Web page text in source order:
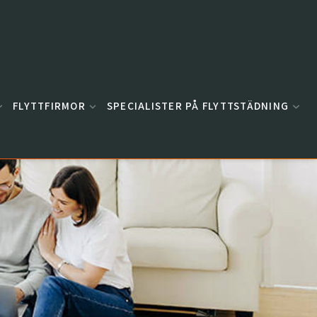
FLYTTFIRMOR SPECIALISTER PÅ FLYTTSTÄDNING